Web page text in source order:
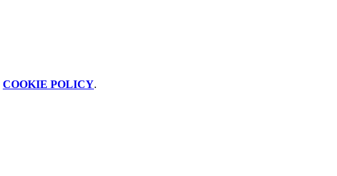
COOKIE POLICY.